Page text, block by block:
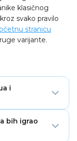
klasičnog
svako pravilo
stranicu
varijante.
i
većinu ili
grupama ćelija
bih igrao